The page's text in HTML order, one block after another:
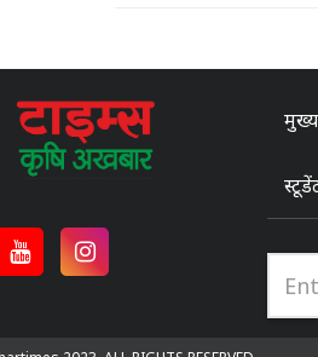
मुख्य